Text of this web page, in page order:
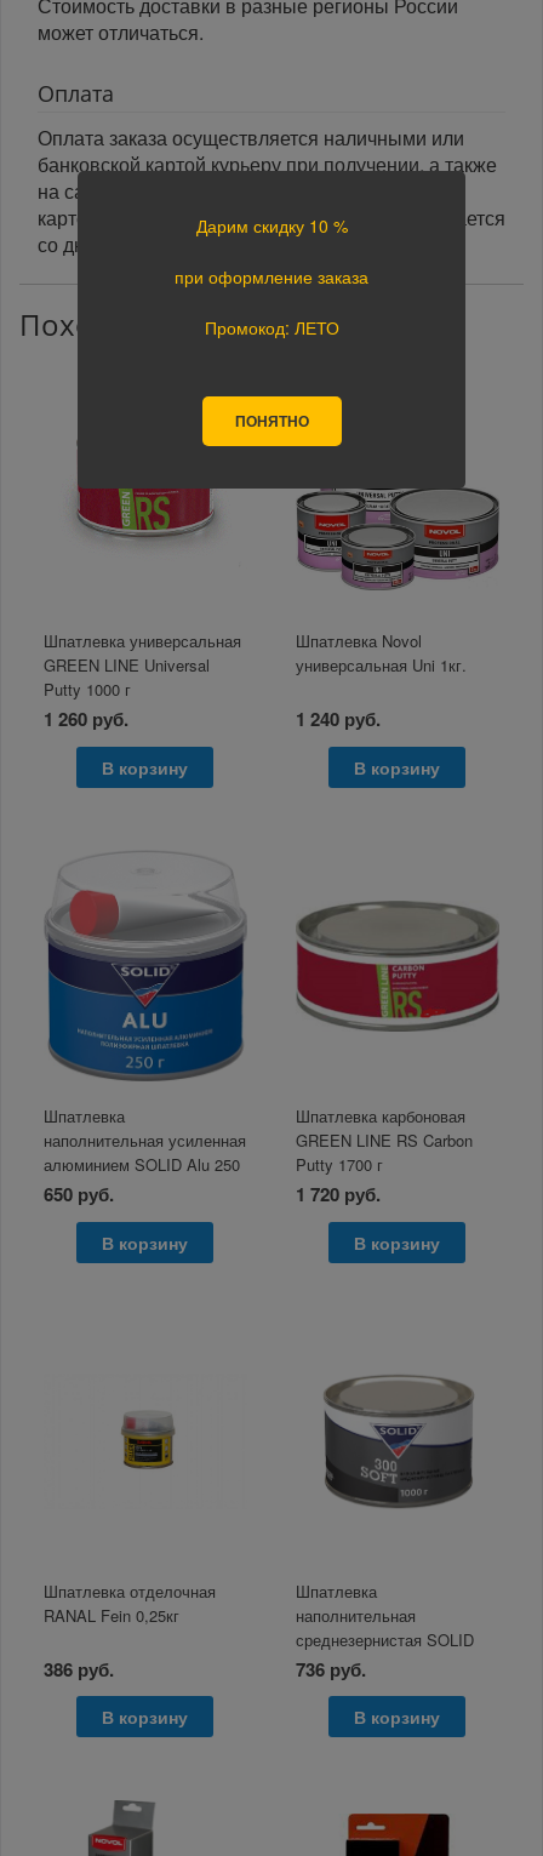
может отличаться.
Оплата
Оплата заказа осуществляется наличными или
банковской картой курьеру при получении, а также
на сайте при оформлении заказа. При оплате
картой на сайте указанный срок доставки считается
со дня поступления оплаты.
Похожие товары
Шпатлевка универсальная
GREEN LINE Universal
Putty 1000 г
1 260 руб.
В корзину
Шпатлевка Novol
универсальная Uni 1кг.
1 240 руб.
В корзину
Шпатлевка
наполнительная усиленная
алюминием SOLID Alu 250
гр.
650 руб.
В корзину
Шпатлевка карбоновая
GREEN LINE RS Carbon
Putty 1700 г
1 720 руб.
В корзину
Шпатлевка отделочная
RANAL Fein 0,25кг
386 руб.
В корзину
Шпатлевка
наполнительная
среднезернистая SOLID
300 SOFT 1000 г
736 руб.
В корзину
Дарим скидку 10 %
при оформление заказа
Промокод: ЛЕТО
ПОНЯТНО